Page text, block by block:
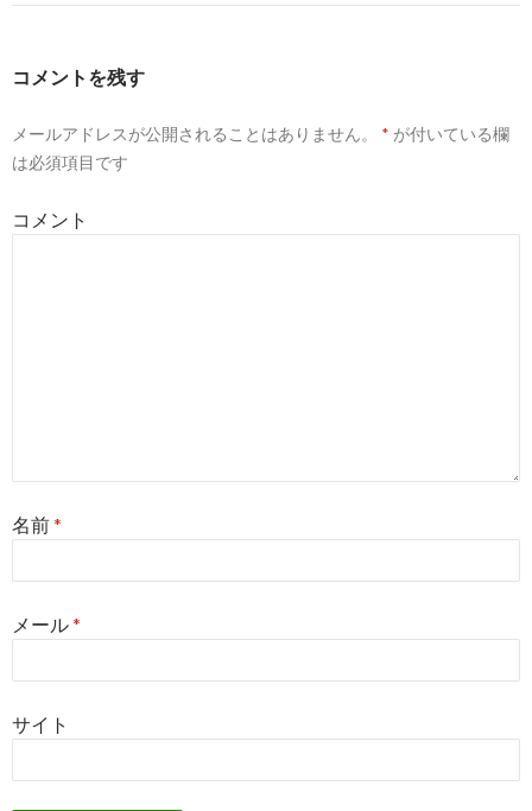
ゲ
シ
ン
コメントを残す
メールアドレスが公開されることはありません。 * が付いている欄
は必須項目です
コメント
名前*
メール*
サイト